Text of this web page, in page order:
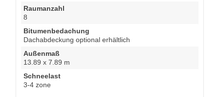
Raumanzahl
8
Bitumenbedachung
Dachabdeckung optional erhältlich
Außenmaß
13.89 x 7.89 m
Schneelast
3-4 zone